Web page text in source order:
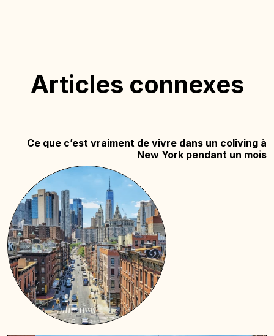
Articles connexes
Ce que c’est vraiment de vivre dans un coliving à
New York pendant un mois